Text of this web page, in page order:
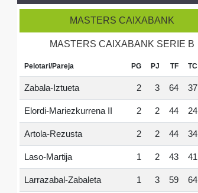
MASTERS CAIXABANK
MASTERS CAIXABANK SERIE B
Pelotari/Pareja PG PJ TF TC
Zabala-Iztueta 2 3 64 37
Elordi-Mariezkurrena II 2 2 44 24
Artola-Rezusta 2 2 44 34
Laso-Martija 1 2 43 41
Larrazabal-Zabaleta 1 3 59 64